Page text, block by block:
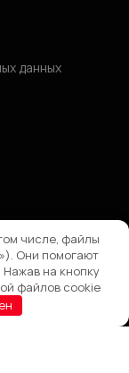
данных
числе, файлы
Они помогают
на кнопку
файлов cookie